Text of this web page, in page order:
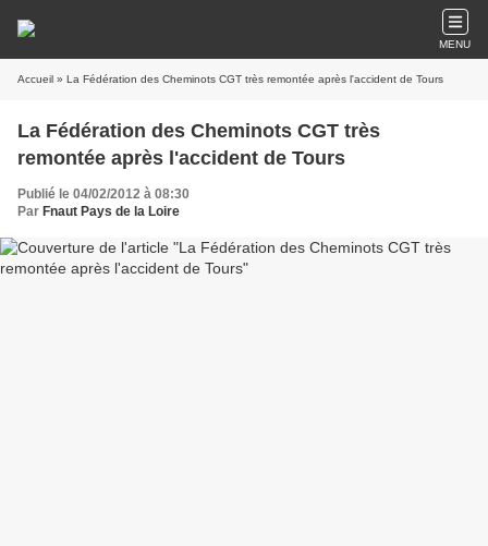
MENU
Accueil » La Fédération des Cheminots CGT très remontée après l'accident de Tours
La Fédération des Cheminots CGT très
remontée après l'accident de Tours
Publié le 04/02/2012 à 08:30
Par Fnaut Pays de la Loire